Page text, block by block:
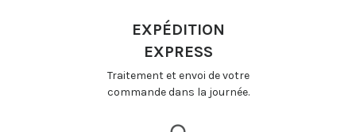
EXPÉDITION
EXPRESS
Traitement et envoi de votre
commande dans la journée.